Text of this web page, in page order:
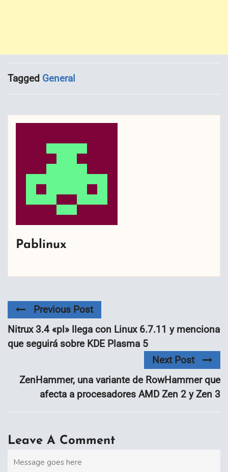
Tagged General
Pablinux
Previous Post
Nitrux 3.4 «pl» llega con Linux 6.7.11 y menciona
que seguirá sobre KDE Plasma 5
Next Post
ZenHammer, una variante de RowHammer que
afecta a procesadores AMD Zen 2 y Zen 3
Leave A Comment